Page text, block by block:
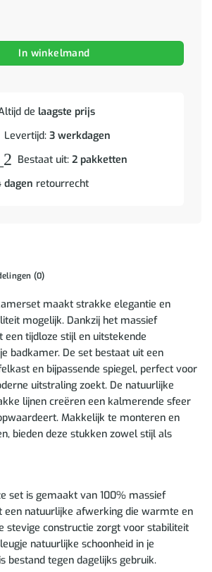
opslag met de deur Naturel Massief Mango
In winkelmand
de laagste prijs
Levertijd: 3 werkdagen
Bestaat uit: 2 pakketten
dagen retourrecht
(0)
maakt strakke elegantie en
mogelijk. Dankzij het massief
een tijdloze stijl en uitstekende
badkamer. De set bestaat uit een
en bijpassende spiegel, perfect voor
uitstraling zoekt. De natuurlijke
lijnen creëren een kalmerende sfeer
Makkelijk te monteren en
bieden deze stukken zowel stijl als
set is gemaakt van 100% massief
een natuurlijke afwerking die warmte en
stevige constructie zorgt voor stabiliteit
natuurlijke schoonheid in je
bestand tegen dagelijks gebruik.